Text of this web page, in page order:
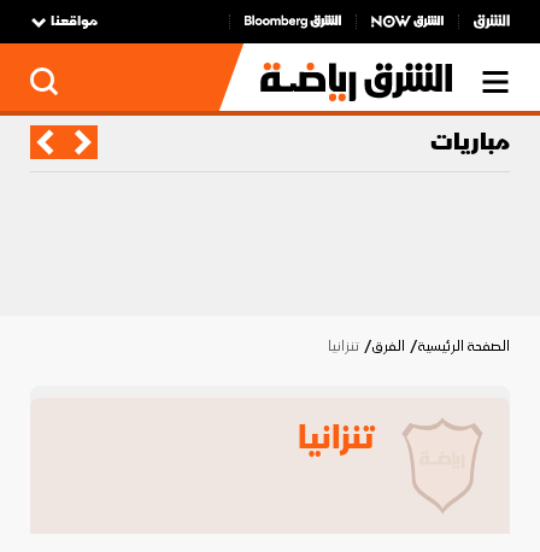
مواقعنا
مباريات
الصفحة الرئيسية الفرق تنزانيا
تنزانيا